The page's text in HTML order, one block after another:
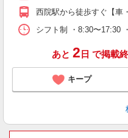
西院駅から徒歩すぐ【車
シフト制 ・8:30〜
あと 2 日 で掲載
キープ